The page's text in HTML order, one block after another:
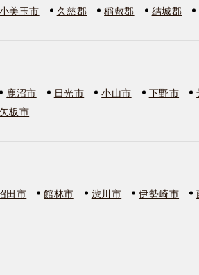
小美玉市 久慈郡 稲敷郡 結城郡
鹿沼市 日光市 小山市 下野市
矢板市
田市 館林市 渋川市 伊勢崎市